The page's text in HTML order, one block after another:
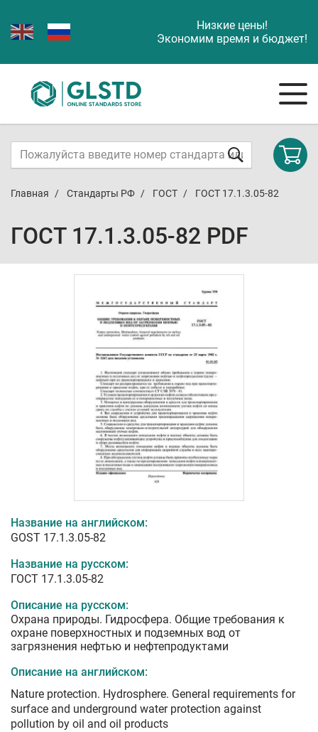
Низкие цены!
Экономим время и бюджет!
Главная Стандарты РФ ГОСТ ГОСТ 17.1.3.05-82
ГОСТ 17.1.3.05-82 PDF
Название на английском:
GOST 17.1.3.05-82
Название на русском:
ГОСТ 17.1.3.05-82
Описание на русском:
Охрана природы. Гидросфера. Общие требования к
охране поверхностных и подземных вод от
загрязнения нефтью и нефтепродуктами
Описание на английском:
Nature protection. Hydrosphere. General requirements for
surface and underground water protection against
pollution by oil and oil products